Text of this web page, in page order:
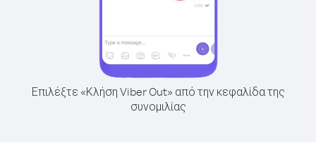
Επιλέξτε «Κλήση Viber Out» από την κεφαλίδα της
συνομιλίας